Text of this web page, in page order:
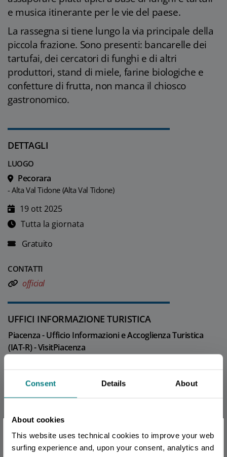
Consent Details About
About cookies
This website uses technical cookies to improve your web
surfing experience and, upon your consent, analytics and
e musica itinerante per le vie del paese.
La rassegna si tiene lungo la via principale della
piccola frazione. Sono presenti: bancarelle dei
tartufai, dei cercatori di funghi e di altri
produttori, stand di miele, farine biologiche e
confetture di frutta, non manca il chiosco
gastronomico.
DETTAGLI
LUOGO
Pecorara
- Alta Val Tidone (Alta Val Tidone)
19 ott 2025
Tutta la giornata
Gratuito
CONTATTI
official
UFFICI INFORMAZIONE TURISTICA
Piacenza - Ufficio Informazioni e Accoglienza Turistica
(IAT-R) - VisitPiacenza
Tutti gli uffici di informazione turistica della provincia
Redazione Piacenza e provincia ×
Sei arrivato in ritardo. ..